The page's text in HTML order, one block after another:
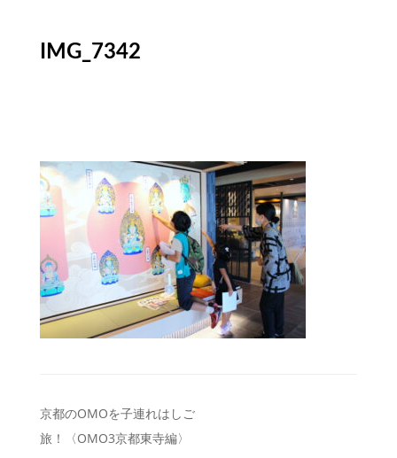
IMG_7342
投
稿
京都のOMOを子連れはしご
旅！〈OMO3京都東寺編〉